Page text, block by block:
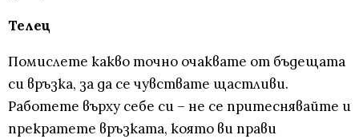
Телец
Помислете какво точно очаквате от бъдещата
си връзка, за да се чувствате щастливи.
Работете върху себе си – не се притеснявайте и
прекратете връзката, която ви прави